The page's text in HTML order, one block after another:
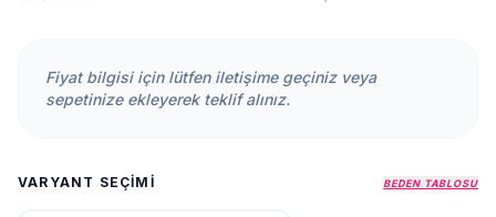
İLETİŞİM
ŞARTLARI
Fiyat bilgisi için lütfen iletişime geçiniz veya
sepetinize ekleyerek teklif alınız.
VARYANT SEÇIMI BEDEN TABLOSU